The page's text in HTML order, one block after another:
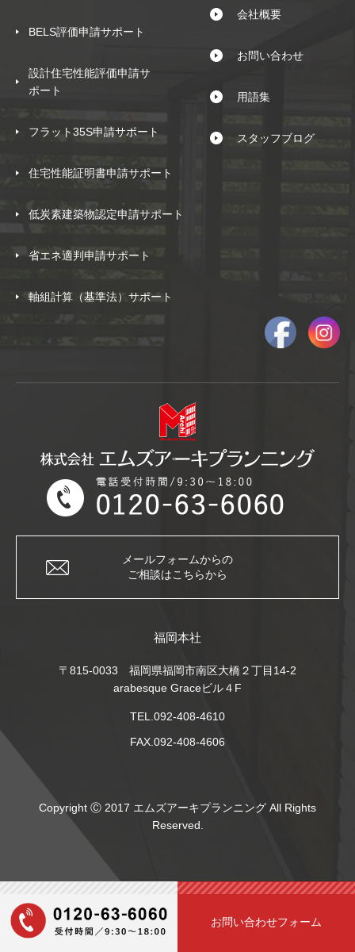
お問い合わせフォーム
BELS評価申請サポート
設計住宅性能評価申請サ
ポート
フラット35S申請サポート
住宅性能証明書申請サポート
低炭素建築物認定申請サポート
省エネ適判申請サポート
軸組計算（基準法）サポート
会社概要
お問い合わせ
用語集
スタッフブログ
メールフォームからの
ご相談はこちらから
福岡本社
〒815-0033 福岡県福岡市南区大橋２丁目14-2
arabesque Graceビル４F
TEL.092-408-4610
FAX.092-408-4606
Copyright Ⓒ 2017 エムズアーキプランニング All Rights
Reserved.